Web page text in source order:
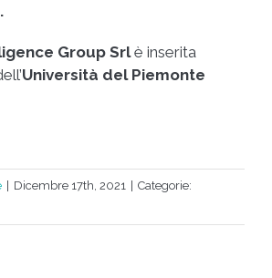
Group Srlè inserita
Università del Piemonte
| Dicembre 17th, 2021 | Categorie: